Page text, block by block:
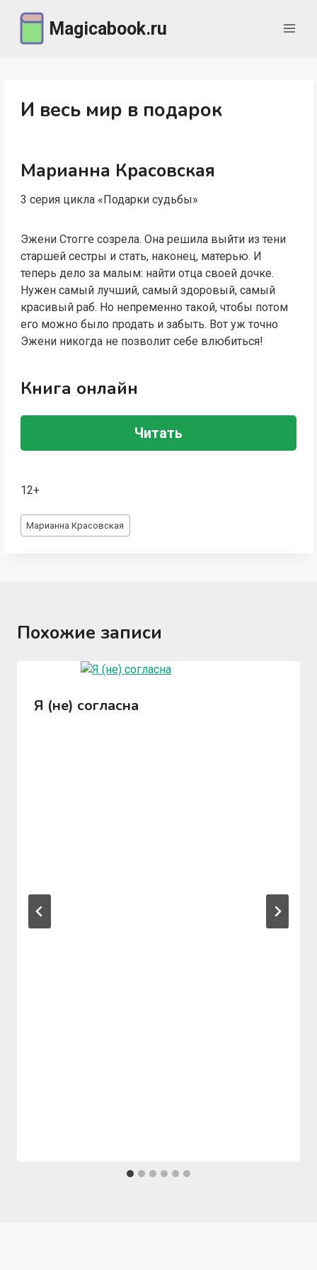
содержимому
Magicabook.ru
И весь мир в подарок
Марианна Красовская
3 серия цикла «Подарки судьбы»
Эжени Стогге созрела. Она решила выйти из тени
старшей сестры и стать, наконец, матерью. И
теперь дело за малым: найти отца своей дочке.
Нужен самый лучший, самый здоровый, самый
красивый раб. Но непременно такой, чтобы потом
его можно было продать и забыть. Вот уж точно
Эжени никогда не позволит себе влюбиться!
Книга онлайн
Читать
12+
Метки
записи:
Марианна Красовская
Похожие записи
Я (не) согласна